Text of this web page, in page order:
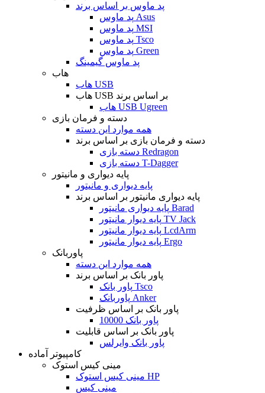
پد ماوس بر اساس برند
پد ماوس Asus
پد ماوس MSI
پد ماوس Tsco
پد ماوس Green
پد ماوس گیمینگ
هاب
هاب USB
هاب USB بر اساس برند
هاب USB Ugreen
دسته و فرمان بازی
همه موارد این دسته
دسته و فرمان بازی بر اساس برند
دسته بازی Redragon
دسته بازی T-Dagger
پایه دیواری و مانیتور
پایه دیواری و مانیتور
پایه دیواری مانیتور بر اساس برند
پایه دیواری مانیتور Barad
پایه دیوار مانیتور TV Jack
پایه دیوار مانیتور LcdArm
پایه دیوار مانیتور Ergo
پاوربانک
همه موارد این دسته
پاور بانک بر اساس برند
پاور بانک Tsco
پاوربانک Anker
پاور بانک بر اساس ظرفیت
پاور بانک 10000
پاور بانک بر اساس قابلیت
پاور بانک وایرلس
کامپیوتر آماده
مینی کیس استوک
مینی کیس استوک HP
مینی کیس